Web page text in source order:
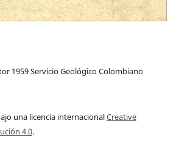
1959 Servicio Geológico Colombiano
una licencia internacionalCreative
4.0.